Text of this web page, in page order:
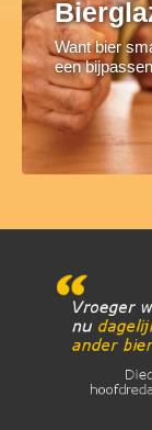
Want bier
een